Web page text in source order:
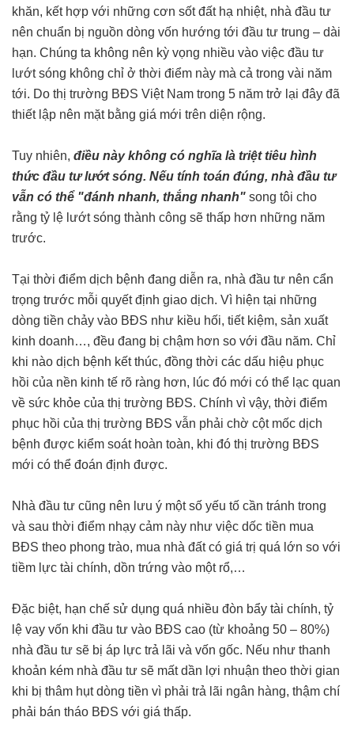
khăn, kết hợp với những cơn sốt đất hạ nhiệt, nhà đầu tư
nên chuẩn bị nguồn dòng vốn hướng tới đầu tư trung – dài
hạn. Chúng ta không nên kỳ vọng nhiều vào việc đầu tư
lướt sóng không chỉ ở thời điểm này mà cả trong vài năm
tới. Do thị trường BĐS Việt Nam trong 5 năm trở lại đây đã
thiết lập nên mặt bằng giá mới trên diện rộng.
Tuy nhiên, điều này không có nghĩa là triệt tiêu hình
thức đầu tư lướt sóng. Nếu tính toán đúng, nhà đầu tư
vẫn có thể "đánh nhanh, thắng nhanh" song tôi cho
rằng tỷ lệ lướt sóng thành công sẽ thấp hơn những năm
trước.
Tại thời điểm dịch bệnh đang diễn ra, nhà đầu tư nên cẩn
trọng trước mỗi quyết định giao dịch. Vì hiện tại những
dòng tiền chảy vào BĐS như kiều hối, tiết kiệm, sản xuất
kinh doanh…, đều đang bị chậm hơn so với đầu năm. Chỉ
khi nào dịch bệnh kết thúc, đồng thời các dấu hiệu phục
hồi của nền kinh tế rõ ràng hơn, lúc đó mới có thể lạc quan
về sức khỏe của thị trường BĐS. Chính vì vậy, thời điểm
phục hồi của thị trường BĐS vẫn phải chờ cột mốc dịch
bệnh được kiểm soát hoàn toàn, khi đó thị trường BĐS
mới có thể đoán định được.
Nhà đầu tư cũng nên lưu ý một số yếu tố cần tránh trong
và sau thời điểm nhạy cảm này như việc dốc tiền mua
BĐS theo phong trào, mua nhà đất có giá trị quá lớn so với
tiềm lực tài chính, dồn trứng vào một rổ,…
Đặc biệt, hạn chế sử dụng quá nhiều đòn bẩy tài chính, tỷ
lệ vay vốn khi đầu tư vào BĐS cao (từ khoảng 50 – 80%)
nhà đầu tư sẽ bị áp lực trả lãi và vốn gốc. Nếu như thanh
khoản kém nhà đầu tư sẽ mất dần lợi nhuận theo thời gian
khi bị thâm hụt dòng tiền vì phải trả lãi ngân hàng, thậm chí
phải bán tháo BĐS với giá thấp.